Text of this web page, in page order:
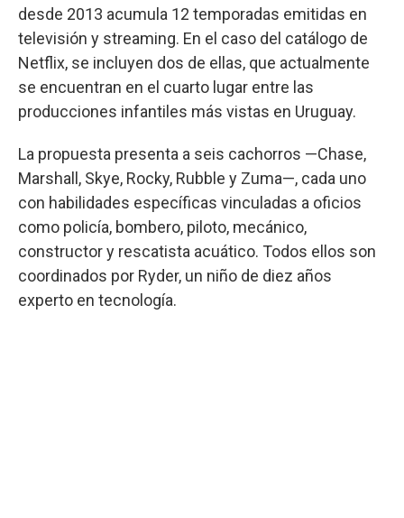
desde 2013 acumula 12 temporadas emitidas en
televisión y streaming. En el caso del catálogo de
Netflix, se incluyen dos de ellas, que actualmente
se encuentran en el cuarto lugar entre las
producciones infantiles más vistas en Uruguay.
La propuesta presenta a seis cachorros —Chase,
Marshall, Skye, Rocky, Rubble y Zuma—, cada uno
con habilidades específicas vinculadas a oficios
como policía, bombero, piloto, mecánico,
constructor y rescatista acuático. Todos ellos son
coordinados por Ryder, un niño de diez años
experto en tecnología.